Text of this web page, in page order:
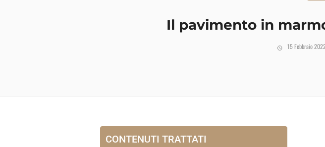
Il pavimento in
15 Febbraio
CONTENUTI TRATTATI